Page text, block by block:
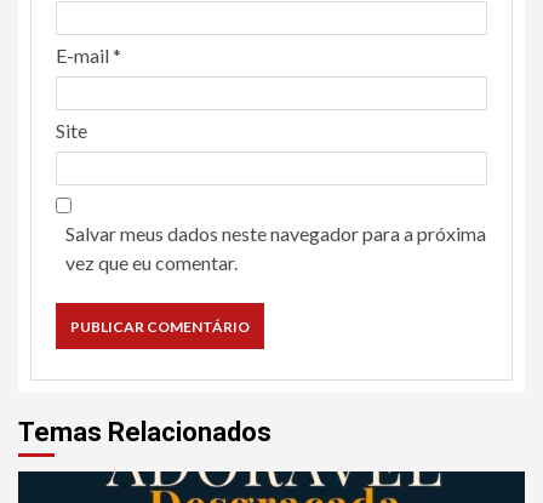
E-mail*
Site
Salvar meus dados neste navegador para a próxima
vez que eu comentar.
Temas Relacionados